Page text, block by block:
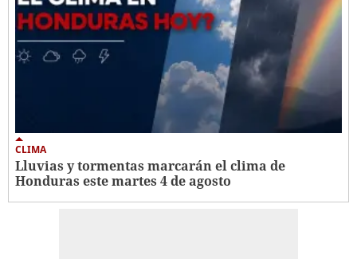
CLIMA
Lluvias y tormentas marcarán el clima de
Honduras este martes 4 de agosto